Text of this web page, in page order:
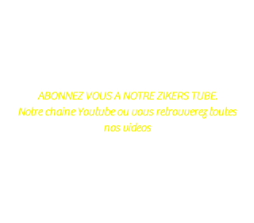
ABONNEZ VOUS A NOTRE ZIKERS TUBE.
Notre chaine Youtube ou vous retrouverez toutes
nos videos